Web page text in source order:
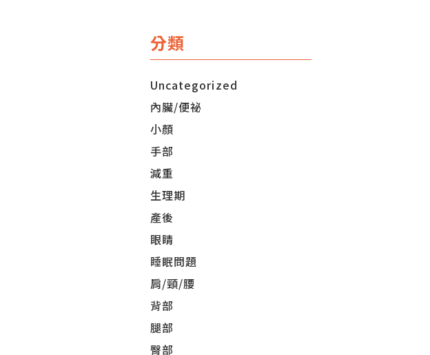
分類
Uncategorized
內臟/便祕
小顏
手部
減重
生理期
產後
眼睛
睡眠問題
肩/頸/腰
背部
腿部
臀部